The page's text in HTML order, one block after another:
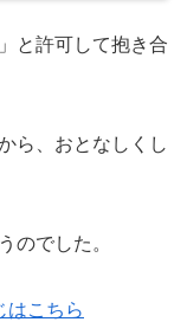
と許可して抱き合
ら、おとなしくし
のでした。
はこちら